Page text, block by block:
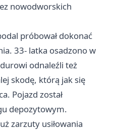
nowodworskich
próbował dokonać
33- latka osadzono w
odnaleźli też
skodę, którą jak się
Pojazd został
depozytowym.
zarzuty usiłowania